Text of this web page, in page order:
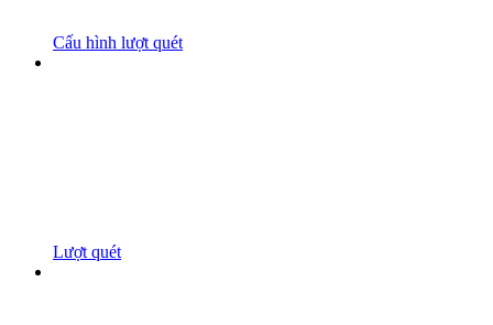
Cấu hình lượt quét
Lượt quét